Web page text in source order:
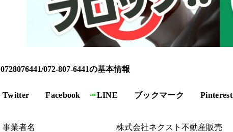
0728076441/072-807-6441の基本情報
Twitter Facebook LINE ブックマーク Pinterest
事業者名 株式会社ネクスト不動産販売